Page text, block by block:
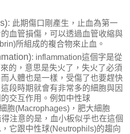
此期傷口剛產生，止血為第一
血管損傷，可以透過血管收縮與
所組成的複合物來止血。
): inflammation這個字是從
的，意思是失火了，失火了必須
人體也是一樣 ，受傷了也要趕快
段時期就會有非常多的細胞與因
交互作用。例如中性球
胞(Macrophages)，肥大細胞
注意的是，血小板似乎也在這個
它跟中性球(Neutrophils)的趨向